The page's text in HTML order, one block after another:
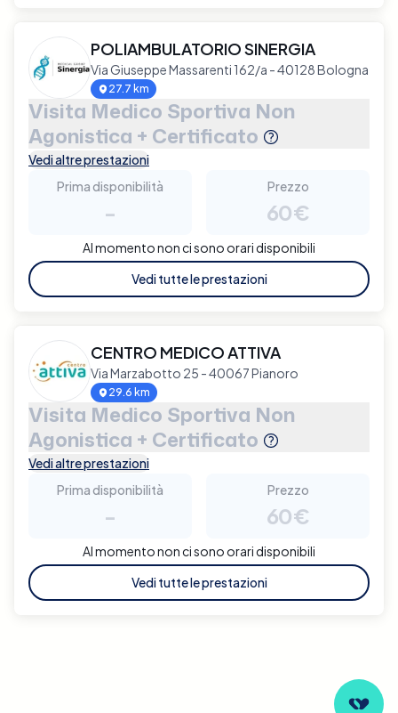
POLIAMBULATORIO SINERGIA
Via Giuseppe Massarenti 162/a - 40128 Bologna
27.7 km
Visita Medico Sportiva Non
Agonistica + Certificato
Vedi altre prestazioni
Prima disponibilità
-
Prezzo
60€
Al momento non ci sono orari disponibili
Vedi tutte le prestazioni
CENTRO MEDICO ATTIVA
Via Marzabotto 25 - 40067 Pianoro
29.6 km
Visita Medico Sportiva Non
Agonistica + Certificato
Vedi altre prestazioni
Prima disponibilità
-
Prezzo
60€
Al momento non ci sono orari disponibili
Vedi tutte le prestazioni